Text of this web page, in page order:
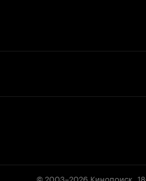
© 2003–2026 Кинопоиск